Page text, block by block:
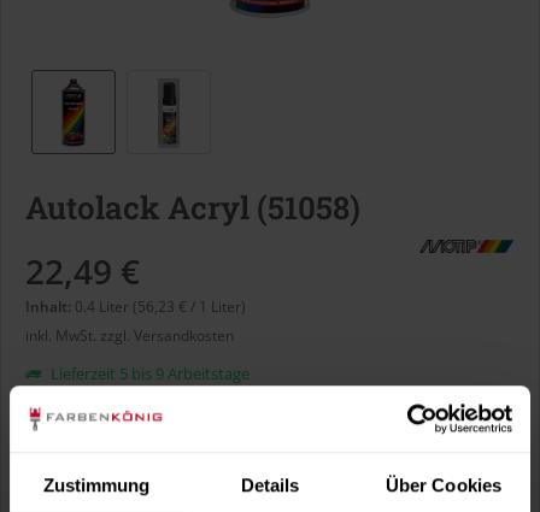
Zustimmung Details Über Cookies
Autolack Acryl (51058)
22,49 €
Inhalt: 0.4 Liter (56,23 € / 1 Liter)
inkl. MwSt. zzgl. Versandkosten
Lieferzeit 5 bis 9 Arbeitstage
Liter: